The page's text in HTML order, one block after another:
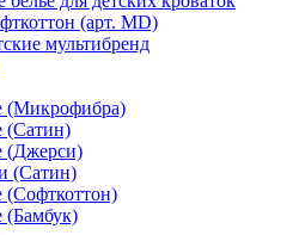
(арт. MD)
мультибренд
(Микрофибра)
(Сатин)
(Джерси)
(Сатин)
(Софткоттон)
(Бамбук)